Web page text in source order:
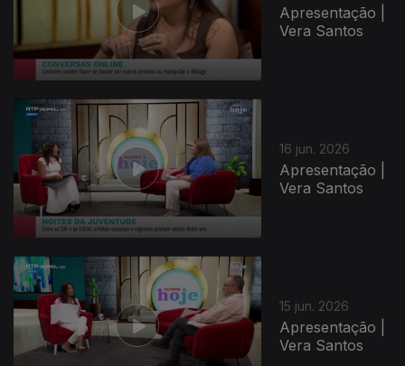
Apresentação |
Vera Santos
16 jun. 2026
Apresentação |
Vera Santos
15 jun. 2026
Apresentação |
Vera Santos
935889